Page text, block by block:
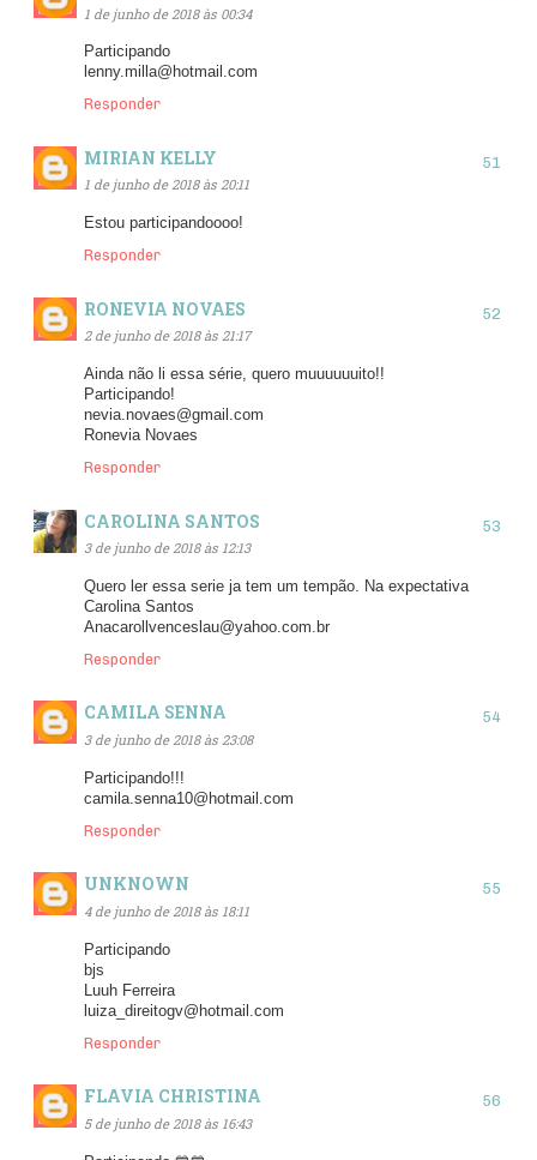
1 de junho de 2018 às 00:34
Participando
lenny.milla@hotmail.com
Responder
MIRIAN KELLY
1 de junho de 2018 às 20:11
Estou participandoooo!
Responder
RONEVIA NOVAES
2 de junho de 2018 às 21:17
Ainda não li essa série, quero muuuuuuito!!
Participando!
nevia.novaes@gmail.com
Ronevia Novaes
Responder
CAROLINA SANTOS
3 de junho de 2018 às 12:13
Quero ler essa serie ja tem um tempão. Na expectativa
Carolina Santos
Anacarollvenceslau@yahoo.com.br
Responder
CAMILA SENNA
3 de junho de 2018 às 23:08
Participando!!!
camila.senna10@hotmail.com
Responder
UNKNOWN
4 de junho de 2018 às 18:11
Participando
bjs
Luuh Ferreira
luiza_direitogv@hotmail.com
Responder
FLAVIA CHRISTINA
5 de junho de 2018 às 16:43